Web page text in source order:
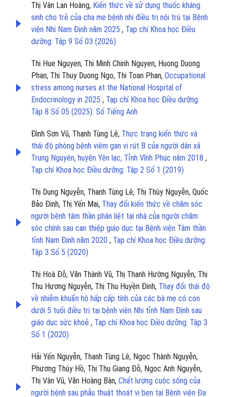
Thị Vân Lan Hoàng, Kiến thức về sử dụng thuốc kháng
sinh cho trẻ của cha mẹ bệnh nhi điều trị nội trú tại Bệnh
viện Nhi Nam Định năm 2025 , Tạp chí Khoa học Điều
dưỡng: Tập 9 Số 03 (2026)
Thi Hue Nguyen, Thi Minh Chinh Nguyen, Huong Duong
Phan, Thi Thuy Duong Ngo, Thi Toan Phan, Occupational
stress among nurses at the National Hospital of
Endocrinology in 2025 , Tạp chí Khoa học Điều dưỡng:
Tập 8 Số 05 (2025): Số Tiếng Anh
Đình Sơn Vũ, Thanh Tùng Lê, Thực trạng kiến thức và
thái độ phòng bệnh viêm gan vi rút B của người dân xã
Trung Nguyên, huyện Yên lạc, Tỉnh Vĩnh Phúc năm 2018 ,
Tạp chí Khoa học Điều dưỡng: Tập 2 Số 1 (2019)
Thị Dung Nguyễn, Thanh Tùng Lê, Thị Thùy Nguyễn, Quốc
Bảo Đinh, Thị Yến Mai, Thay đổi kiến thức về chăm sóc
người bệnh tâm thần phân liệt tại nhà của người chăm
sóc chính sau can thiệp giáo dục tại Bệnh viện Tâm thần
tỉnh Nam Định năm 2020 , Tạp chí Khoa học Điều dưỡng:
Tập 3 Số 5 (2020)
Thị Hoà Đỗ, Văn Thành Vũ, Thị Thanh Hường Nguyễn, Thị
Thu Hương Nguyễn, Thị Thu Huyền Đinh, Thay đổi thái độ
về nhiễm khuẩn hô hấp cấp tính của các bà mẹ có con
dưới 5 tuổi điều trị tại bệnh viện Nhi tỉnh Nam Định sau
giáo dục sức khoẻ , Tạp chí Khoa học Điều dưỡng: Tập 3
Số 1 (2020)
Hải Yến Nguyễn, Thanh Tùng Lê, Ngọc Thành Nguyễn,
Phương Thúy Hồ, Thị Thu Giang Đỗ, Ngọc Anh Nguyễn,
Thị Vân Vũ, Văn Hoàng Bàn, Chất lượng cuộc sống của
người bệnh sau phẫu thuật thoát vị bẹn tại Bệnh viện Đa